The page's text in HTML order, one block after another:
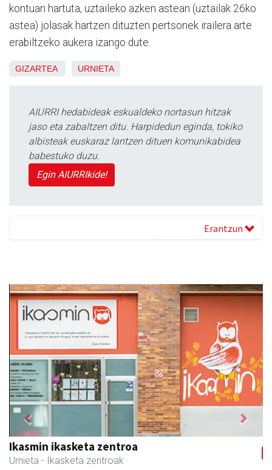
kontuan hartuta, uztaileko azken astean (uztailak 26ko
astea) jolasak hartzen dituzten pertsonek irailera arte
erabiltzeko aukera izango dute.
GIZARTEA URNIETA
AIURRI hedabideak eskualdeko nortasun hitzak
jaso eta zabaltzen ditu. Harpidedun eginda, tokiko
albisteak euskaraz lantzen dituen komunikabidea
babestuko duzu.
Egin AIURRIkide!
Erantzun
Ikasmin ikasketa zentroa
Urnieta - Ikasketa zentroak
Previous Next